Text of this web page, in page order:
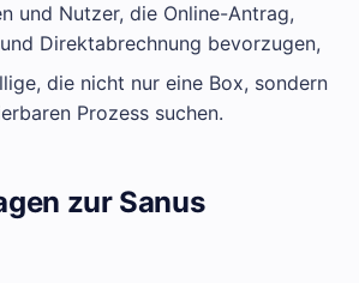
und Nutzer, die Online-Antrag,
Direktabrechnung bevorzugen,
die nicht nur eine Box, sondern
Prozess suchen.
zur Sanus